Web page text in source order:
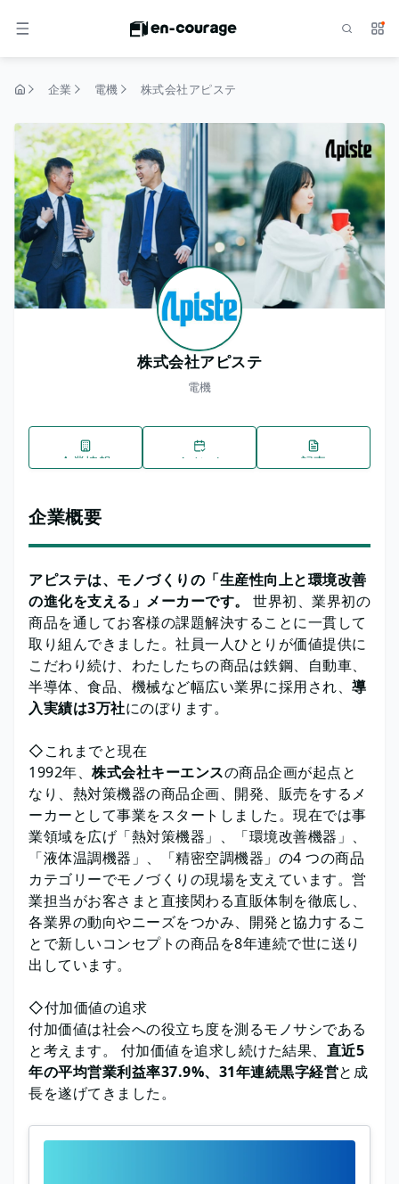
メニュー サ
企業 電機 株式会社アピステ
株式会社アピステ
電機
企業情報 イベント 記事
企業概要
アピステは、モノづくりの「生産性向上と環境改善
の進化を支える」メーカーです。
世界初、業界初の
商品を通してお客様の課題解決することに一貫して
取り組んできました。社員一人ひとりが価値提供に
こだわり続け、わたしたちの商品は鉄鋼、自動車、
半導体、食品、機械など幅広い業界に採用され、 導
入実績は3万社にのぼります。
◇これまでと現在
1992年、 株式会社キーエンスの商品企画が起点と
なり、熱対策機器の商品企画、開発、販売をするメ
ーカーとして事業をスタートしました。現在では事
業領域を広げ「熱対策機器」、「環境改善機器」、
「液体温調機器」、「精密空調機器」の4 つの商品
カテゴリーでモノづくりの現場を支えています。営
業担当がお客さまと直接関わる直販体制を徹底し、
各業界の動向やニーズをつかみ、開発と協力するこ
とで新しいコンセプトの商品を8年連続で世に送り
出しています。
◇付加価値の追求
付加価値は社会への役立ち度を測るモノサシである
と考えます。 付加価値を追求し続けた結果、 直近5
年の平均営業利益率37.9%、31年連続黒字経営と成
長を遂げてきました。